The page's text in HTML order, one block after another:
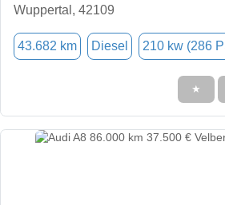
Wuppertal, 42109
43.682 km Diesel 210 kw (286
★